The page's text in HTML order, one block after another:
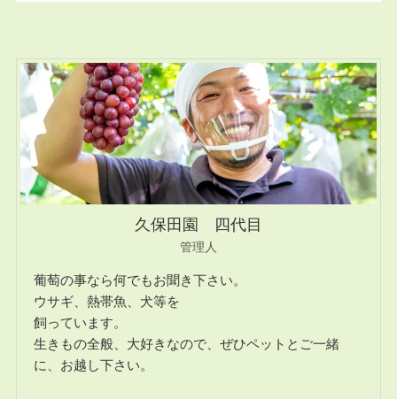
久保田園 四代目
管理人
葡萄の事なら何でもお聞き下さい。
ウサギ、熱帯魚、犬等を
飼っています。
生きもの全般、大好きなので、ぜひペットとご一緒
に、お越し下さい。